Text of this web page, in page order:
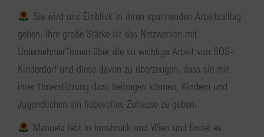
Sie wird uns Einblick in ihren spannenden Arbeitsalltag
geben. Ihre große Stärke ist das Netzwerken mit
Unternehmer*innen über die so wichtige Arbeit von SOS-
Kinderdorf und diese davon zu überzeugen, dass sie mit
ihrer Unterstützung dazu beitragen können, Kindern und
Jugendlichen ein liebevolles Zuhause zu geben.
Manuela lebt in Innsbruck und Wien und findet es